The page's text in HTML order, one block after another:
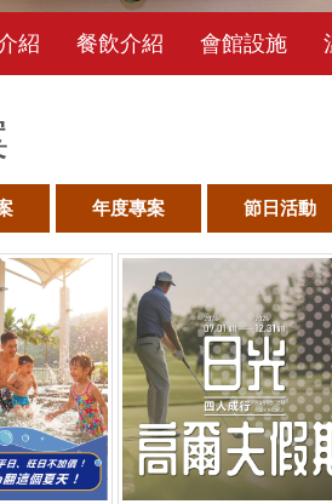
紹 餐飲介紹 會館設施
年度專案 節日活動